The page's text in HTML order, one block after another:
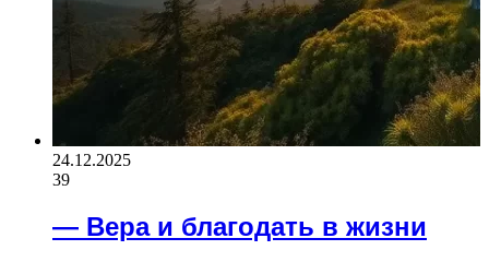
24.12.2025
39
— Вера и благодать в жизни